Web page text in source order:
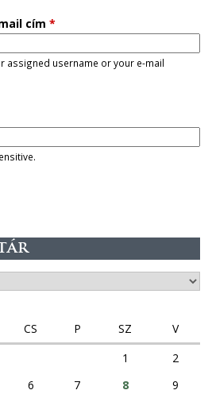
cím *
assigned username or your e-mail
CS P SZ
V
1
2
6 7 8
9